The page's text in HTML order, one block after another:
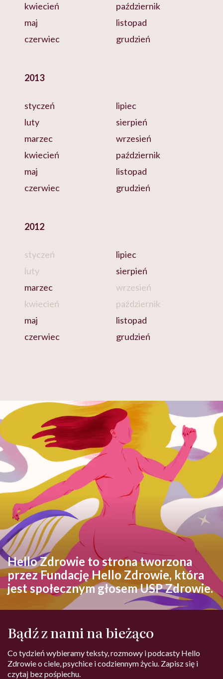
kwiecień
maj
czerwiec
październik
listopad
grudzień
2013
styczeń
luty
marzec
kwiecień
maj
czerwiec
lipiec
sierpień
wrzesień
październik
listopad
grudzień
2012
styczeń
luty
marzec
kwiecień
maj
czerwiec
lipiec
sierpień
wrzesień
październik
listopad
grudzień
Hello Zdrowie to strona tworzona
przez Fundację Hello Zdrowie, która
jest społecznym głosem USP Zdrowie.
Bądź z nami na bieżąco
Co tydzień wybieramy teksty, rozmowy i podcasty Hello
Zdrowie o ciele, psychice i codziennym życiu. Zapisz się i
czytaj bez pośpiechu.